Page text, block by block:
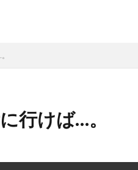
行けば…。